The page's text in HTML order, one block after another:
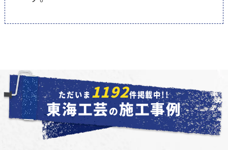
ただいま 1192件掲載中!!
東海工芸 の 施工事例